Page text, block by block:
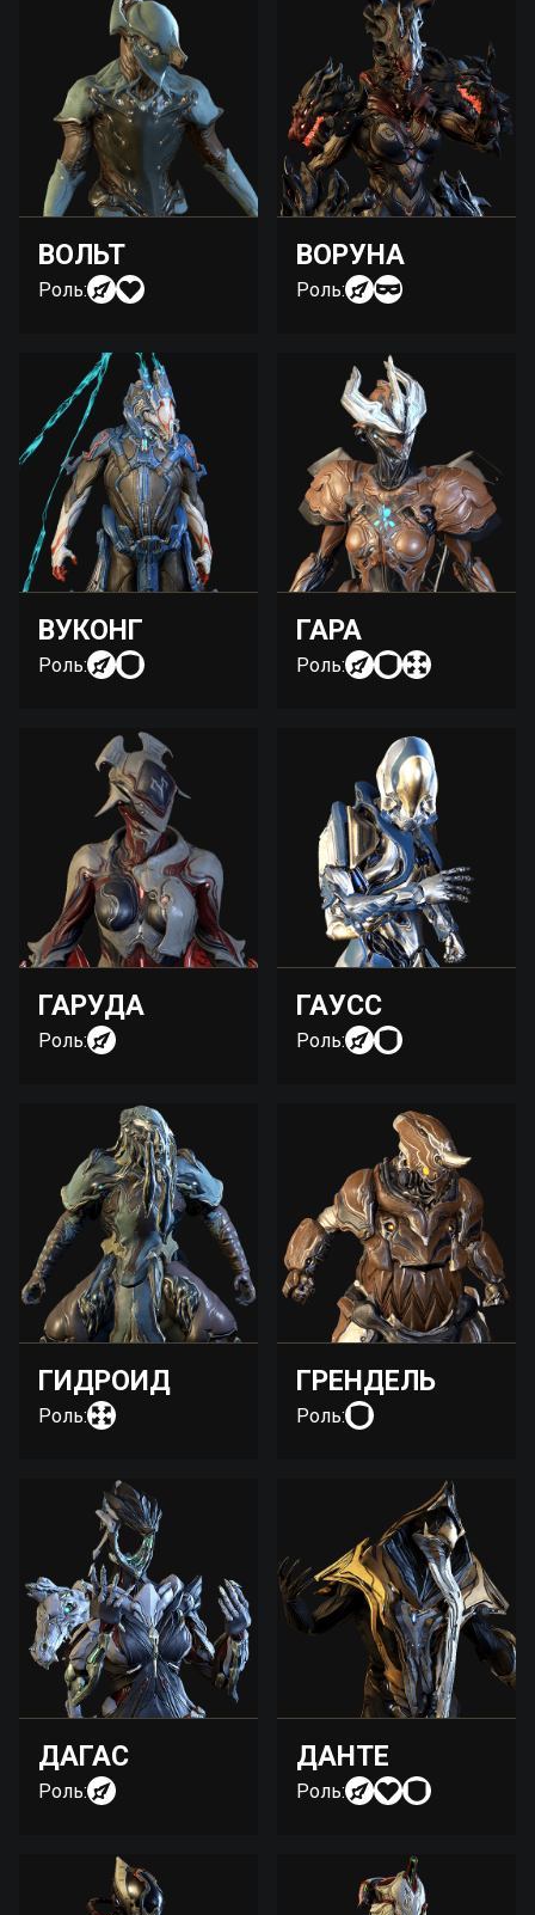
ВОЛЬТ
Роль:
ВОРУНА
Роль:
ВУКОНГ
Роль:
ГАРА
Роль:
ГАРУДА
Роль:
ГАУСС
Роль:
ГИДРОИД
Роль:
ГРЕНДЕЛЬ
Роль:
ДАГАС
Роль:
ДАНТЕ
Роль: